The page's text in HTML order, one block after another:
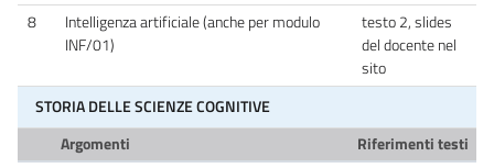
8
Intelligenza artificiale (anche per modulo
INF/01)
testo 2, slides
del docente nel
sito
STORIA DELLE SCIENZE COGNITIVE
Argomenti
Riferimenti testi